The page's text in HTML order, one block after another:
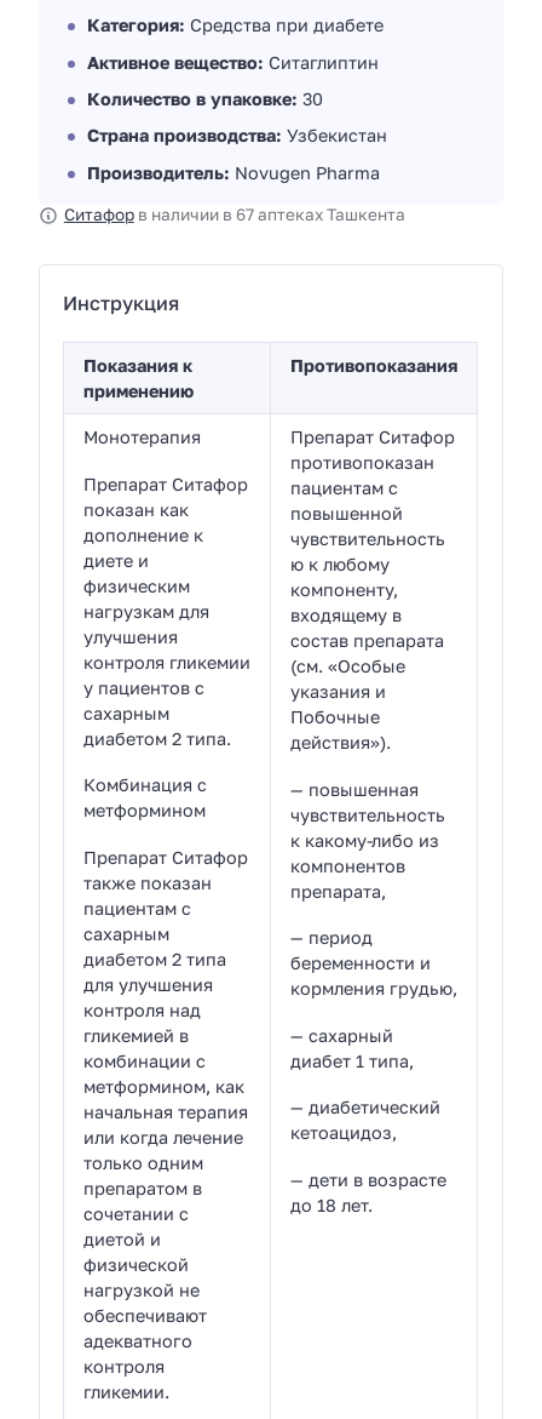
Категория: Средства при диабете
Активное вещество: Ситаглиптин
Количество в упаковке: 30
Страна производства: Узбекистан
Производитель: Novugen Pharma
Ситафорв наличии в 67 аптеках Ташкента
Инструкция
Показания к
применению
Противопоказания
Монотерапия
Препарат Ситафор
показан как
дополнение к
диете и
физическим
нагрузкам для
улучшения
контроля гликемии
у пациентов с
сахарным
диабетом 2 типа.
Комбинация с
метформином
Препарат Ситафор
также показан
пациентам с
сахарным
диабетом 2 типа
для улучшения
контроля над
гликемией в
комбинации с
метформином, как
начальная терапия
или когда лечение
только одним
препаратом в
сочетании с
диетой и
физической
нагрузкой не
обеспечивают
адекватного
контроля
гликемии.
Препарат Ситафор
противопоказан
пациентам с
повышенной
чувствительность
ю к любому
компоненту,
входящему в
состав препарата
(см. «Особые
указания и
Побочные
действия»).
— повышенная
чувствительность
к какому-либо из
компонентов
препарата,
— период
беременности и
кормления грудью,
— сахарный
диабет 1 типа,
— диабетический
кетоацидоз,
— дети в возрасте
до 18 лет.